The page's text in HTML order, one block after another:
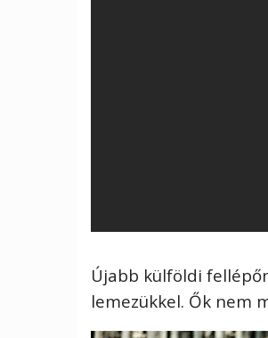
Újabb külföldi
lemezükkel. Ők nem